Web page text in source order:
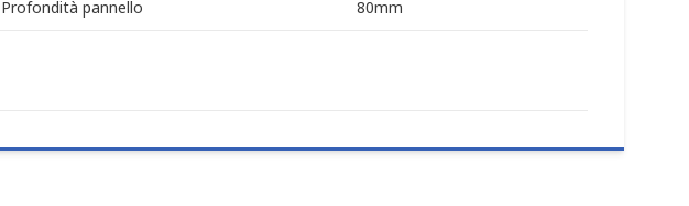
Profondità pannello 80mm